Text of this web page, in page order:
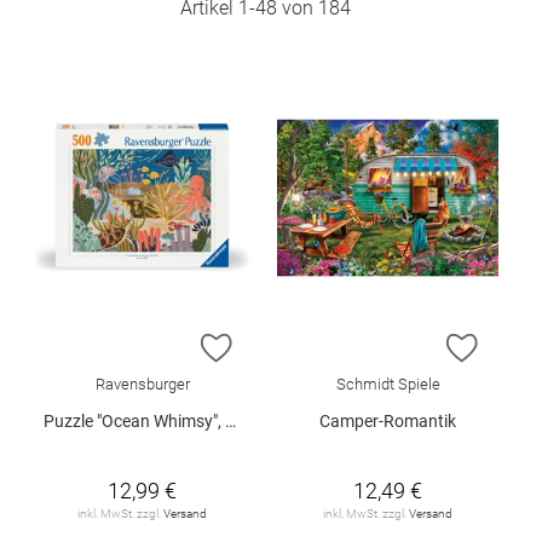
Artikel 1 -48 von 184
ZUR WUNSCHLISTE HINZUFÜGEN
Ravensburger
Puzzle "Ocean Whimsy", 500 Teile
12,99 €
inkl. MwSt. zzgl. Versand
ZUR
Schmidt Spiele
Camper-Romantik
12,49 €
inkl. MwSt. zzgl. Versand